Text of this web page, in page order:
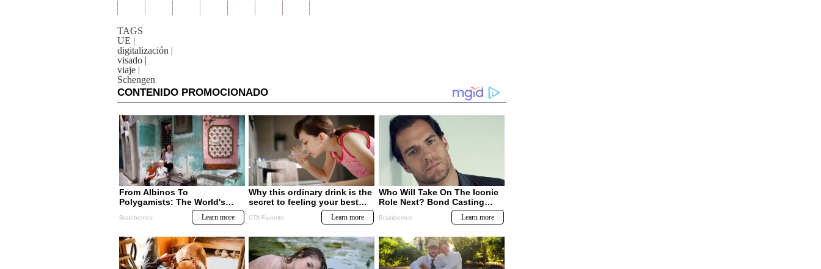
TAGS
UE |
digitalización |
visado |
viaje |
Schengen